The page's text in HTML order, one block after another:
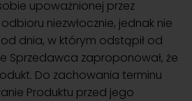
upoważnionej przez
niezwłocznie, jednak nie
od dnia, w którym odstąpił od
Sprzedawca zaproponował, że
Do zachowania terminu
Produktu przed jego